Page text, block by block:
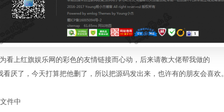
看上红旗娱乐网的彩色的友情链接而心动，后来请教大佬帮我做的
厌了，今天打算把他删了，所以把源码发出来，也许有的朋友会喜欢。
件中